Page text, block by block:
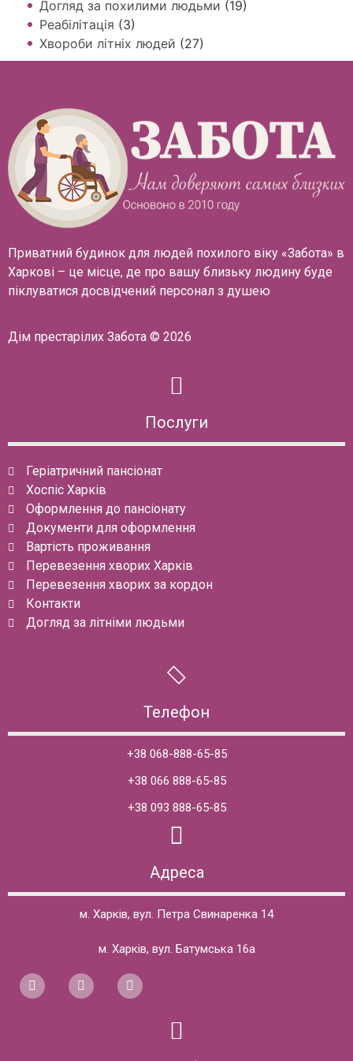
Догляд за похилими людьми (19)
Реабілітація (3)
Хвороби літніх людей (27)
Приватний будинок для людей похилого віку «Забота» в
Харкові – це місце, де про вашу близьку людину буде
піклуватися досвідчений персонал з душею
Дім престарілих Забота © 2026
Послуги
Геріатричний пансіонат
Хоспіс Харків
Оформлення до пансіонату
Документи для оформлення
Вартість проживання
Перевезення хворих Харків
Перевезення хворих за кордон
Контакти
Догляд за літніми людьми
Телефон
+38 068-888-65-85
+38 066 888-65-85
+38 093 888-65-85
Адреса
м. Харків, вул. Петра Свинаренка 14
м. Харків, вул. Батумська 16а